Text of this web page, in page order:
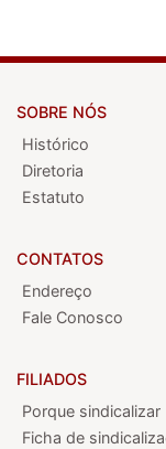
SOBRE NÓS
Histórico
Diretoria
Estatuto
CONTATOS
Endereço
Fale Conosco
FILIADOS
Porque sindicalizar
Ficha de